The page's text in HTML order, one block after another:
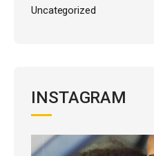
Uncategorized
INSTAGRAM